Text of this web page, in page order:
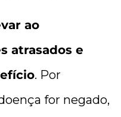
ao
atrasados e
. Por
for negado,